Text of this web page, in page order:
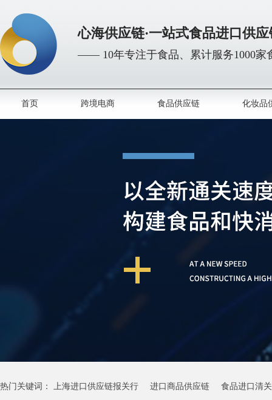
心海供应链·一站式食品进口供
—— 10年专注于食品、累计服务1000
首页 跨境电商 食品供应链 化妆品
热门关键词： 上海进口供应链报关行 进口商品供应链 食品进口清